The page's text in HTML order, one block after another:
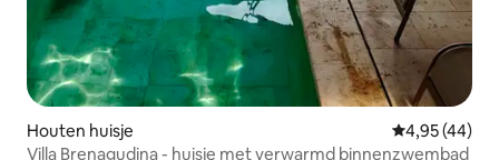
Houten huisje Gemiddelde
4,95 (44)
Villa Brenagudina - huisje met verwarmd binnenzwembad